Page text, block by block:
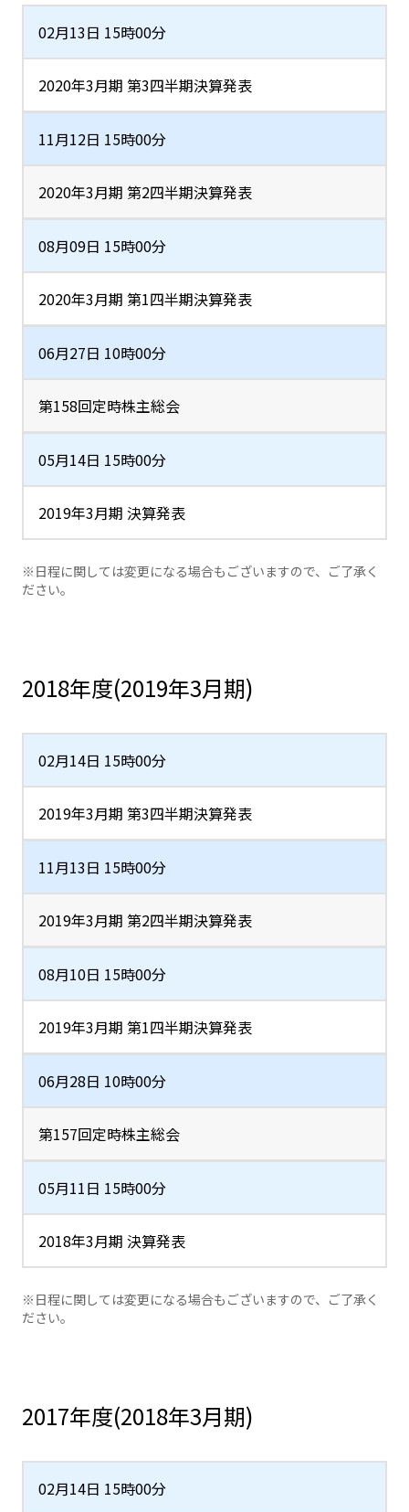
02月13日 15時00分
2020年3月期 第3四半期決算発表
11月12日 15時00分
2020年3月期 第2四半期決算発表
08月09日 15時00分
2020年3月期 第1四半期決算発表
06月27日 10時00分
第158回定時株主総会
05月14日 15時00分
2019年3月期 決算発表
※日程に関しては変更になる場合もございますので、ご了承く
ださい。
2018年度(2019年3月期)
02月14日 15時00分
2019年3月期 第3四半期決算発表
11月13日 15時00分
2019年3月期 第2四半期決算発表
08月10日 15時00分
2019年3月期 第1四半期決算発表
06月28日 10時00分
第157回定時株主総会
05月11日 15時00分
2018年3月期 決算発表
※日程に関しては変更になる場合もございますので、ご了承く
ださい。
2017年度(2018年3月期)
02月14日 15時00分